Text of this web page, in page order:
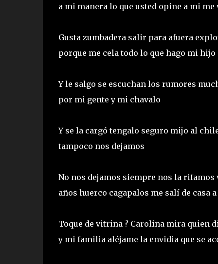
a mi manera lo que usted opine a mi me
Gusta zumbadera salir para afuera
porque me cela todo lo que hago mi
Y le salgo se escuchan los rumores
por mi gente y mi chavalo
Y se la cargó tengalo seguro mijo al
tampoco nos dejamos
No nos dejamos siempre nos la rifamos
años huerco cagapalos me salí de casa
Toque de vitrina ? Carolina mira quien
y mi familia aléjame la envidia que se